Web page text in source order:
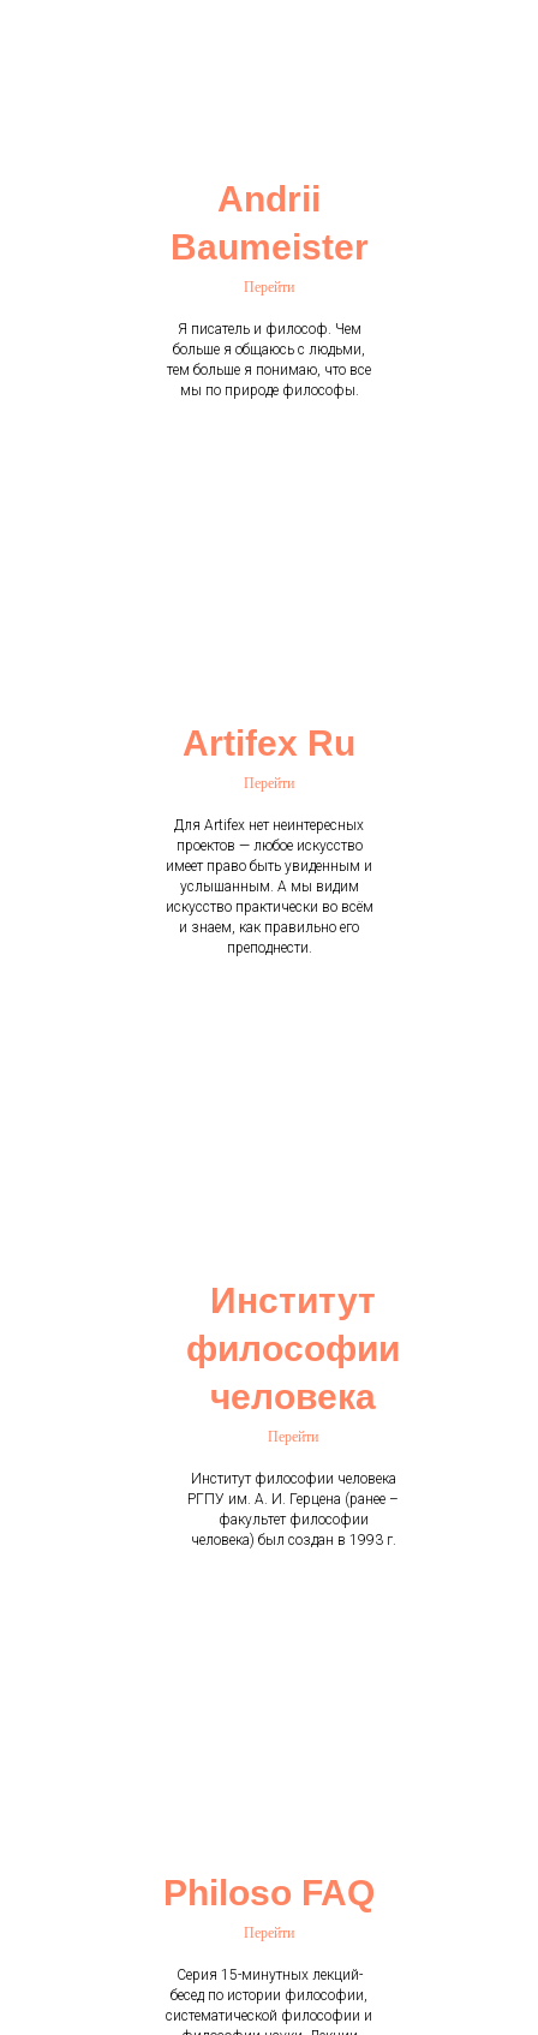
Andrii
Baumeister
Перейти
Я писатель и философ. Чем
больше я общаюсь с людьми,
тем больше я понимаю, что все
мы по природе философы.
Artifex Ru
Перейти
Для Artifex нет неинтересных
проектов — любое искусство
имеет право быть увиденным и
услышанным. А мы видим
искусство практически во всём
и знаем, как правильно его
преподнести.
Институт
философии
человека
Перейти
Институт философии человека
РГПУ им. А. И. Герцена (ранее –
факультет философии
человека) был создан в 1993 г.
Philoso FAQ
Перейти
Серия 15-минутных лекций-
бесед по истории философии,
систематической философии и